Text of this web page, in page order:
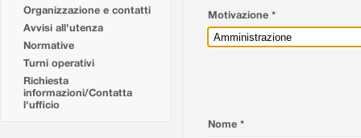
Organizzazione e contatti
Avvisi all'utenza
Normative
Turni operativi
Richiesta
informazioni/Contatta
l'ufficio
Motivazione *
Nome *